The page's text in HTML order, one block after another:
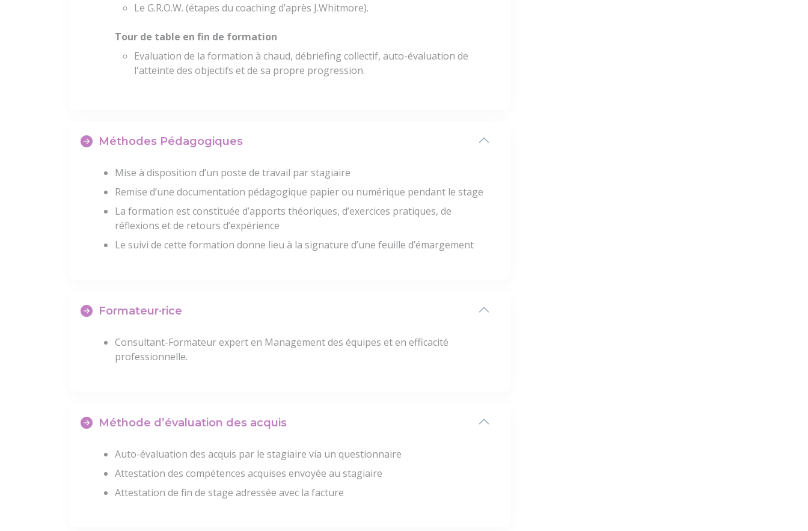
Le G.R.O.W. (étapes du coaching d’après J.Whitmore).
Tour de table en fin de formation
Evaluation de la formation à chaud, débriefing collectif, auto-évaluation de
l'atteinte des objectifs et de sa propre progression.
Méthodes Pédagogiques
Mise à disposition d’un poste de travail par stagiaire
Remise d’une documentation pédagogique papier ou numérique pendant le stage
La formation est constituée d’apports théoriques, d’exercices pratiques, de
réflexions et de retours d’expérience
Le suivi de cette formation donne lieu à la signature d’une feuille d’émargement
Formateur·rice
Consultant-Formateur expert en Management des équipes et en efficacité
professionnelle.
Méthode d’évaluation des acquis
Auto-évaluation des acquis par le stagiaire via un questionnaire
Attestation des compétences acquises envoyée au stagiaire
Attestation de fin de stage adressée avec la facture